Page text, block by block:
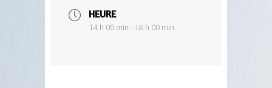
HEURE
14 h 00 min - 18 h 00 min